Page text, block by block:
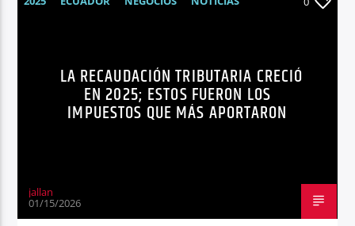
LA RECAUDACIÓN TRIBUTARIA CRECIÓ
EN 2025; ESTOS FUERON LOS
IMPUESTOS QUE MÁS APORTARON
jallan
01/15/2026